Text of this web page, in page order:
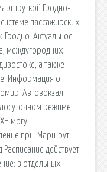
Гродно-
пассажирских
Актуальное
междугородних
а также
Информация о
Автовокзал
режиме.
могу
при. Маршрут
действует
в отдельных